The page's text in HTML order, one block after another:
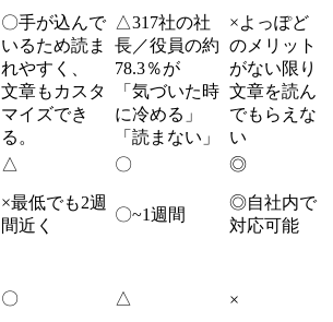
〇手が込んで
いるため読ま
れやすく、
文章もカスタ
マイズでき
る。
△317社の社
長／役員の約
78.3％が
「気づいた時
に冷める」
「読まない」
×よっぽど
のメリット
がない限り
文章を読ん
でもらえな
い
△ 〇
◎
×最低でも2週
間近く
〇~1週間
◎自社内で
対応可能
〇 △ ×